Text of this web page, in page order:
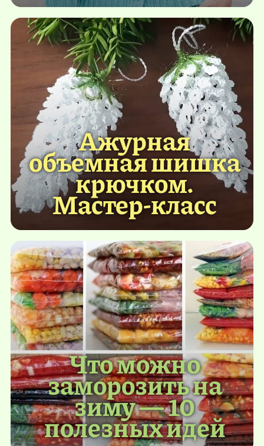
Ажурная
объемная шишка
крючком.
Мастер-класс
Что можно
заморозить на
зиму — 10
полезных идей